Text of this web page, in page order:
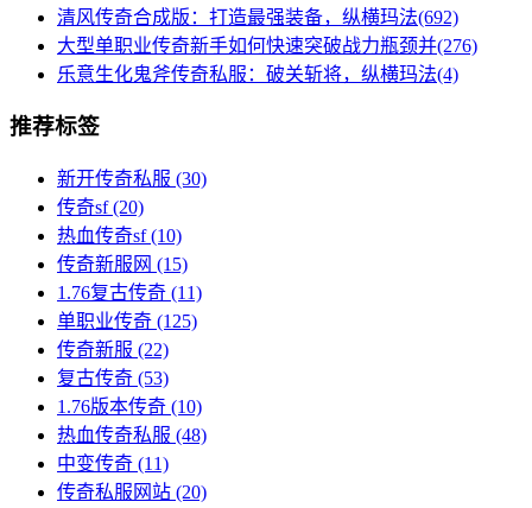
清风传奇合成版：打造最强装备，纵横玛法(692)
大型单职业传奇新手如何快速突破战力瓶颈并(276)
乐意生化鬼斧传奇私服：破关斩将，纵横玛法(4)
推荐标签
新开传奇私服 (30)
传奇sf(20)
热血传奇sf(10)
传奇新服网 (15)
1.76复古传奇 (11)
单职业传奇 (125)
传奇新服 (22)
复古传奇 (53)
1.76版本传奇 (10)
热血传奇私服 (48)
中变传奇 (11)
传奇私服网站 (20)